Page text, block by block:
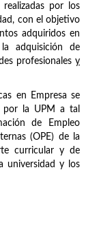
por los
con el objetivo
adquiridos en
adquisición de
profesionales y
en Empresa se
por la UPM a tal
de Empleo
(OPE) de la
curricular y de
universidad y los